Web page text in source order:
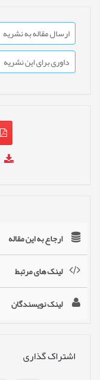
ارسال مقاله به نشریه
داوری برای این نشریه
PDF
ارجاع به این مقاله
لینک های مرتبط
لینک نویسندگان
اشتراک گذاری